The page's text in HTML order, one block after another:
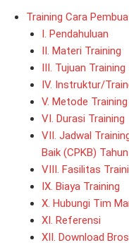
Training Cara
I. Pendahuluan
II. Materi Training
III. Tujuan Training
IV. Instruktur/
V. Metode Training
VI. Durasi Training
VII. Jadwal
Baik (CPKB)
VIII. Fasilitas
IX. Biaya Training
X. Hubungi Tim
XI. Referensi
XII. Download